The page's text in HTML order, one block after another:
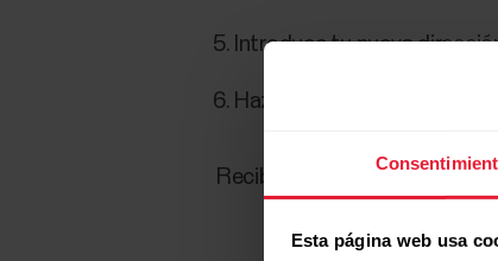
Esta página web usa
Introduce tu nueva
Haz clic en
Recibirás un mensaje